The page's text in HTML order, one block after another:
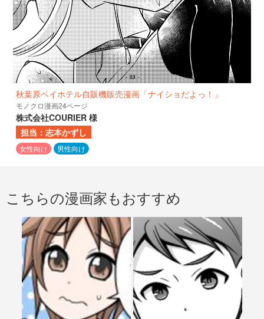
秋葉原ベイホテル自販機販売漫画「ナイショだよっ！」
モノクロ漫画24ページ
株式会社COURIER 様
担当：志本かずし
女性向け 男性向け
こちらの漫画家もおすすめ